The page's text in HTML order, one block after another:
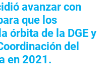
avanzar con
que los
órbita de la DGE y
del
en 2021.